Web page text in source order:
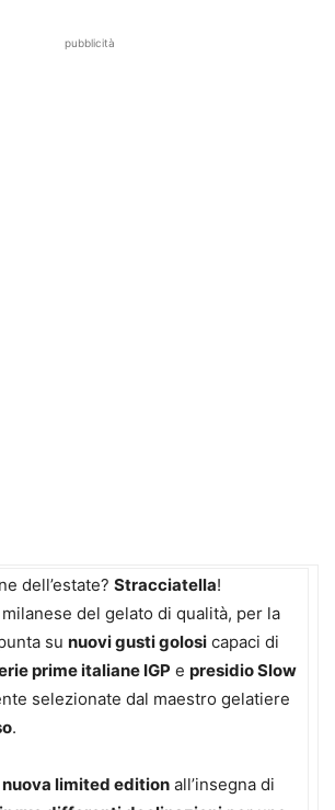
pubblicità
dell’estate? Stracciatella!
del gelato di qualità, per la
su nuovi gusti golosi capaci di
prime italiane IGP e presidio Slow
selezionate dal maestro gelatiere
.
nuova limited edition all’insegna di